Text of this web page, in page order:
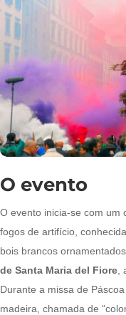
O evento
O evento inicia-se com um
fogos de artifício,
bois brancos
de Santa Maria del Fiore
Durante a missa de
madeira, chamada de